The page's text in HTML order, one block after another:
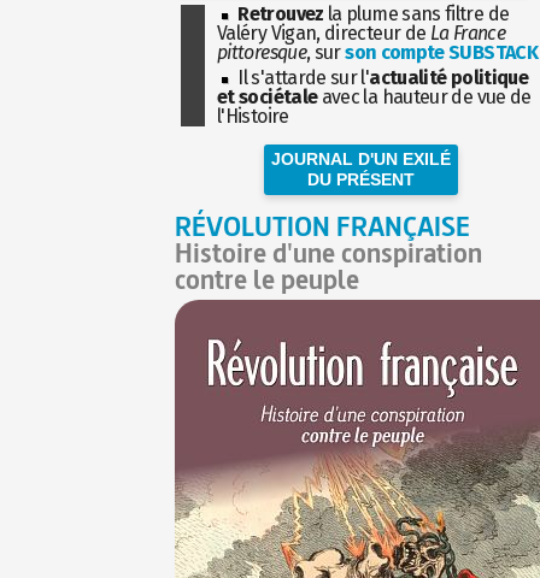
Retrouvez la plume sans filtre de
Valéry Vigan, directeur de La France
pittoresque, surson compte SUBSTACK
Il s'attarde sur l'actualité politique
et sociétaleavec la hauteur de vue de
l'Histoire
JOURNAL D'UN EXILÉ
DU PRÉSENT
RÉVOLUTION FRANÇAISE
Histoire d'une conspiration
contre le peuple